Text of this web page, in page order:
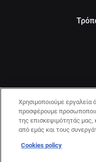
Χρησιμοποιούμε
προσφέρουμε
της επισκεψιμότητάς μας,
από εμάς και τους
Cookies policy